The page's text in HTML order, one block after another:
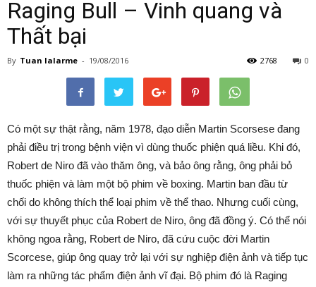
Raging Bull – Vinh quang và
Thất bại
By Tuan lalarme - 19/08/2016 0
2768
Có một sự thật rằng, năm 1978, đạo diễn Martin Scorsese đang
phải điều trị trong bệnh viện vì dùng thuốc phiện quá liều. Khi đó,
Robert de Niro đã vào thăm ông, và bảo ông rằng, ông phải bỏ
thuốc phiện và làm một bộ phim về boxing. Martin ban đầu từ
chối do không thích thể loại phim về thể thao. Nhưng cuối cùng,
với sự thuyết phục của Robert de Niro, ông đã đồng ý. Có thể nói
không ngoa rằng, Robert de Niro, đã cứu cuộc đời Martin
Scorcese, giúp ông quay trở lại với sự nghiệp điện ảnh và tiếp tục
làm ra những tác phẩm điện ảnh vĩ đại. Bộ phim đó là Raging